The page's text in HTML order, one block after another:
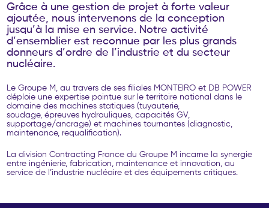
Grâce à une gestion de projet à forte va leur
ajoutée, nous intervenons de la conception
jusqu’à la mise en service. Notre activité
d’ensemb ier est reconnue par les p us grands
donneurs d’ordre de ’industrie et du secteur
nuc léaire.
Le Groupe M, au travers de ses filiales MONTEIRO et DB POWER
déploie une expertise pointue sur le territoire national dans le
domaine des machines statiques (tuyauterie,
soudage, épreuves hydrauliques, capacités GV,
supportage/ancrage) et machines tournantes (diagnostic,
maintenance, requalification).
La division Contracting France du Groupe M incarne la synergie
entre ingénierie, fabrication, maintenance et innovation, au
service de l’industrie nucléaire et des équipements critiques.